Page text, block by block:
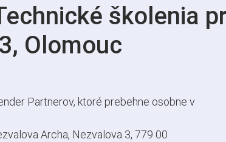
školenia
Olomouc
Partnerov, ktoré prebehne osobne v
Archa, Nezvalova 3, 779 00